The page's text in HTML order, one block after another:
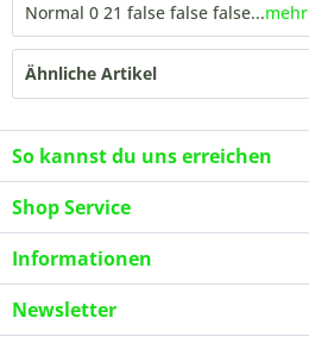
Normal 0 21 false false false...mehr
Ähnliche Artikel
So kannst du uns erreichen
Shop Service
Informationen
Newsletter